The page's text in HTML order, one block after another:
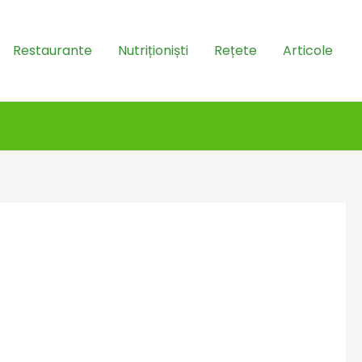
Restaurante Nutriționiști Rețete Articole